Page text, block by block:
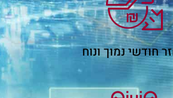
חודשי נמוך ונוח